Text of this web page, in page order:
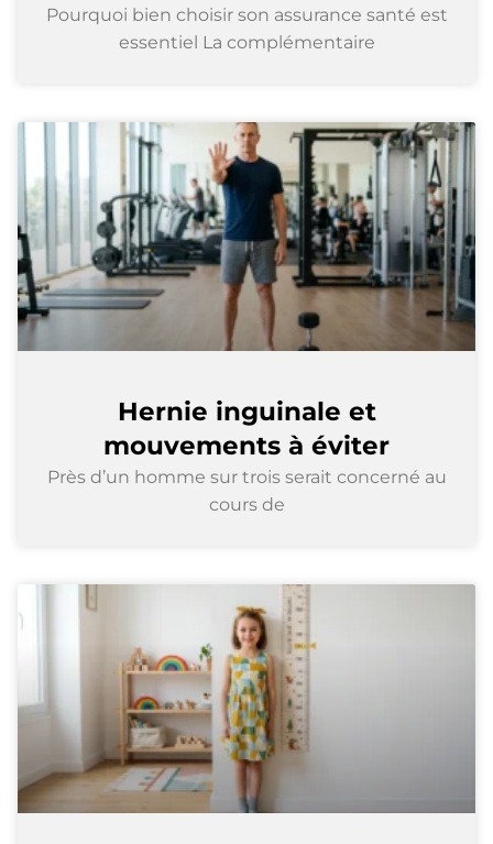
Pourquoi bien choisir son assurance santé est
essentiel La complémentaire
Hernie inguinale et
mouvements à éviter
Près d’un homme sur trois serait concerné au
cours de